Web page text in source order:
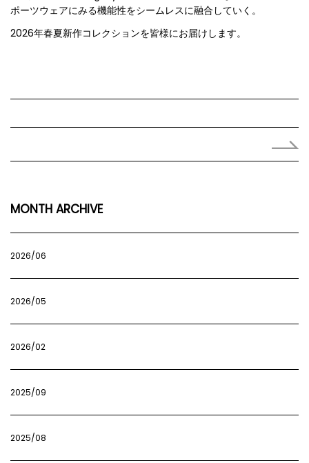
ポーツウェアにみる機能性をシームレスに融合していく。
2026年春夏新作コレクションを皆様にお届けします。
MONTH ARCHIVE
2026/06
2026/05
2026/02
2025/09
2025/08